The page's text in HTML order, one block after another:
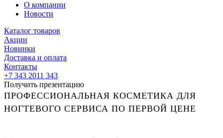
О компании
Новости
Каталог товаров
Акции
Новинки
Доставка и оплата
Контакты
+7 343 2011 343
Получить презентацию
ПРОФЕССИОНАЛЬНАЯ КОСМЕТИКА ДЛЯ
НОГТЕВОГО СЕРВИСА ПО ПЕРВОЙ ЦЕНЕ